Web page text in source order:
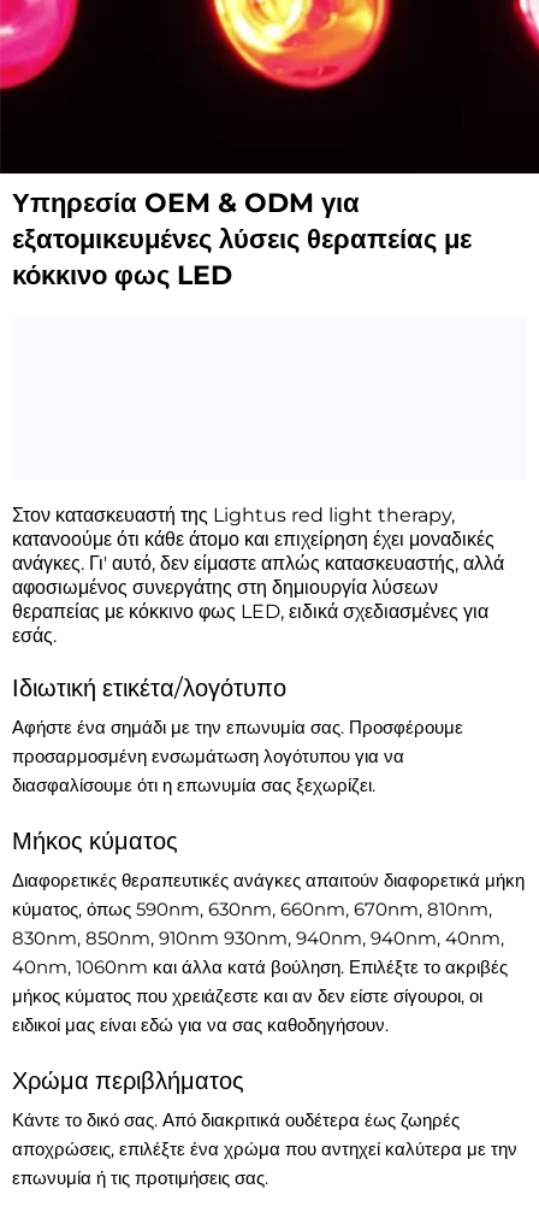
Προσαρμόστε τη
θεραπεία με
Επικοινωνήστε μαζί μας
Υπηρεσία OEM & ODM για
εξατομικευμένες λύσεις θεραπείας με
κόκκινο φως LED
Στον κατασκευαστή της Lightus red light therapy,
κατανοούμε ότι κάθε άτομο και επιχείρηση έχει μοναδικές
ανάγκες. Γι' αυτό, δεν είμαστε απλώς κατασκευαστής, αλλά
αφοσιωμένος συνεργάτης στη δημιουργία λύσεων
θεραπείας με κόκκινο φως LED, ειδικά σχεδιασμένες για
εσάς.
Ιδιωτική ετικέτα/λογότυπο
Αφήστε ένα σημάδι με την επωνυμία σας. Προσφέρουμε
προσαρμοσμένη ενσωμάτωση λογότυπου για να
διασφαλίσουμε ότι η επωνυμία σας ξεχωρίζει.
Μήκος κύματος
Διαφορετικές θεραπευτικές ανάγκες απαιτούν διαφορετικά μήκη
κύματος, όπως 590nm, 630nm, 660nm, 670nm, 810nm,
830nm, 850nm, 910nm 930nm, 940nm, 940nm, 40nm,
40nm, 1060nm και άλλα κατά βούληση. Επιλέξτε το ακριβές
μήκος κύματος που χρειάζεστε και αν δεν είστε σίγουροι, οι
ειδικοί μας είναι εδώ για να σας καθοδηγήσουν.
Χρώμα περιβλήματος
Κάντε το δικό σας. Από διακριτικά ουδέτερα έως ζωηρές
αποχρώσεις, επιλέξτε ένα χρώμα που αντηχεί καλύτερα με την
επωνυμία ή τις προτιμήσεις σας.